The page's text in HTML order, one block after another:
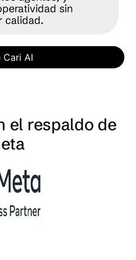
Cari AI
sin
calidad.
el respaldo de